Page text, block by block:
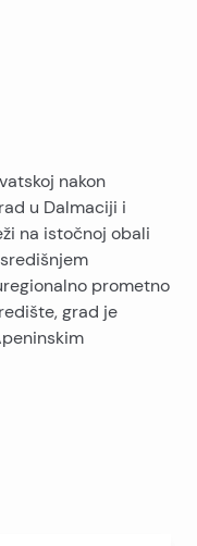
nakon
u Dalmaciji i
na istočnoj obali
prometno
grad je